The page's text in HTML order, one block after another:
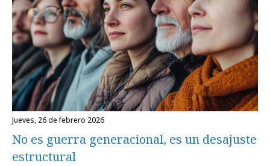
jueves, 26 de febrero 2026
No es guerra generacional, es un desajuste
estructural